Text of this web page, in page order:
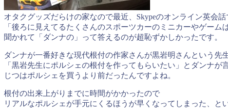
オタクグッズだらけの家なので最近、Skypeのオンライン英会話
「後ろに見えてるたくさんのスポーツカーのミニカーやゲーム
聞かれて「ダンナの」って答えるのが超恥ずかしかったです。
ダンナが一番好きな現代根付の作家さんが黒岩明さんという先
「黒岩先生にポルシェの根付を作ってもらいたい」とダンナが
じつはポルシェを買うより前だったんですよね。
根付の出来上がりまでに時間がかかったので
リアルなポルシェが手元にくるほうが早くなってしまった、と